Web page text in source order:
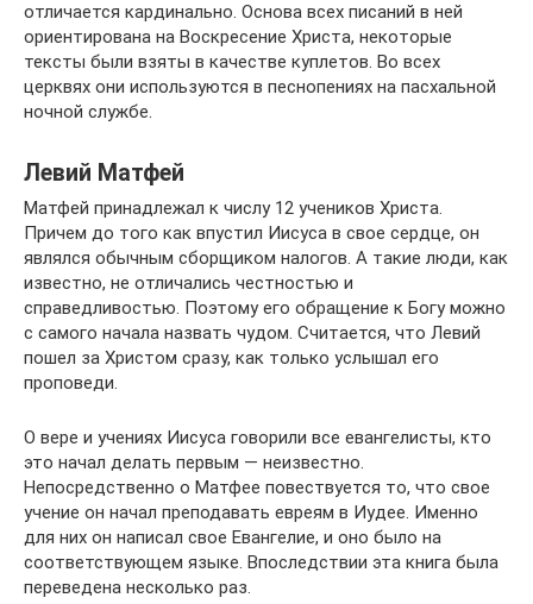
отличается кардинально. Основа всех писаний в ней
ориентирована на Воскресение Христа, некоторые
тексты были взяты в качестве куплетов. Во всех
церквях они используются в песнопениях на пасхальной
ночной службе.
Левий Матфей
Матфей принадлежал к числу 12 учеников Христа.
Причем до того как впустил Иисуса в свое сердце, он
являлся обычным сборщиком налогов. А такие люди, как
известно, не отличались честностью и
справедливостью. Поэтому его обращение к Богу можно
с самого начала назвать чудом. Считается, что Левий
пошел за Христом сразу, как только услышал его
проповеди.
О вере и учениях Иисуса говорили все евангелисты, кто
это начал делать первым — неизвестно.
Непосредственно о Матфее повествуется то, что свое
учение он начал преподавать евреям в Иудее. Именно
для них он написал свое Евангелие, и оно было на
соответствующем языке. Впоследствии эта книга была
переведена несколько раз.